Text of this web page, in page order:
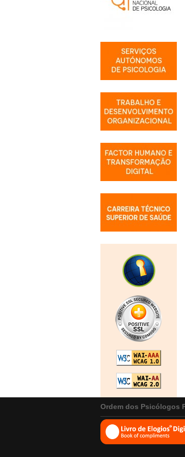
Ordem dos Psicólogos